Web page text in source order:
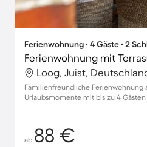
Ferienwohnung ∙ 4 Gäste ∙ 2
Loog, Juist,
Familienfreundliche Ferienwohnung
Urlaubsmomente mit bis zu 4
ab 88 €